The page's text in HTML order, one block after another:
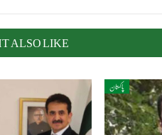
ALSO LIKE
پاکستان